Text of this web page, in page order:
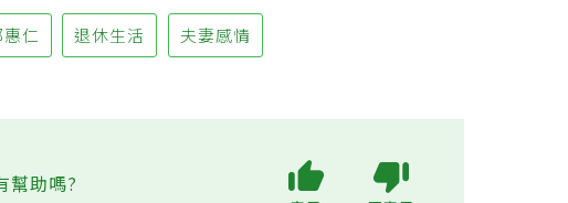
惠仁 退休生活 夫妻感情